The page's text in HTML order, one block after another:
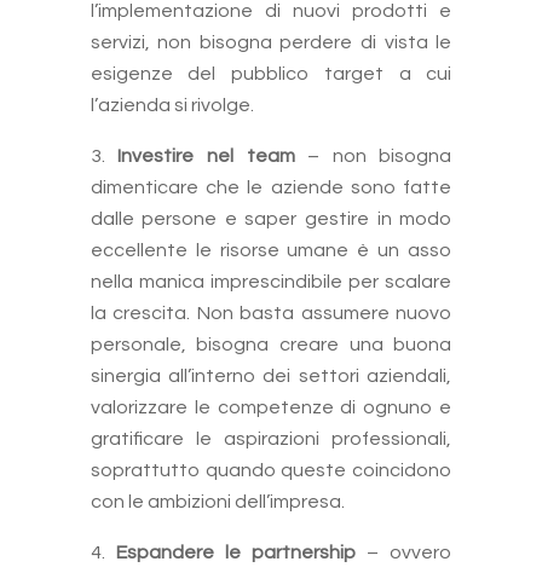
l’implementazione di nuovi prodotti e
servizi, non bisogna perdere di vista le
esigenze del pubblico target a cui
l’azienda si rivolge.
Investire nel team– non bisogna
dimenticare che le aziende sono fatte
dalle persone e saper gestire in modo
eccellente le risorse umane è un asso
nella manica imprescindibile per scalare
la crescita. Non basta assumere nuovo
personale, bisogna creare una buona
sinergia all’interno dei settori aziendali,
valorizzare le competenze di ognuno e
gratificare le aspirazioni professionali,
soprattutto quando queste coincidono
con le ambizioni dell’impresa.
Espandere le partnership – ovvero